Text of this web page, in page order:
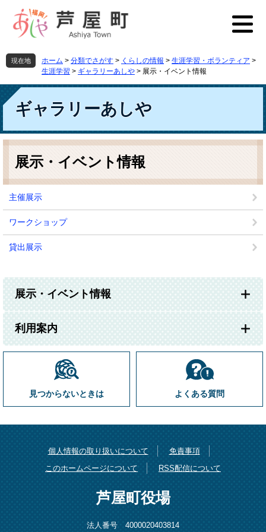
先
頭
。
を
飛
て
文
現在地 ホーム > 分類でさがす > くらしの情報 > 生涯学習・ボランティア >
生涯学習 > ギャラリーあしや > 展示・イベント情報
ギャラリーあしや
本
展示・イベント情報
主催展示
ワークショップ
貸出展示
展示・イベント情報
利用案内
見つからないときは よくある質問
個人情報の取り扱いについて
免責事項
このホームページについて
RSS配信について
芦屋町役場
法人番号 4000020403814